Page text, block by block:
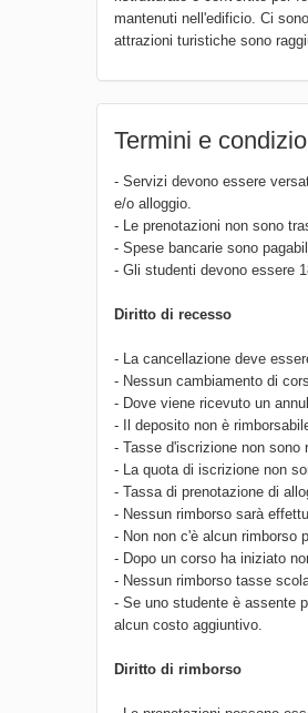
mantenuti nell'edificio. Ci
attrazioni turistiche sono
Termini e
- Servizi devono essere
e/o alloggio.
- Le prenotazioni non sono
- Spese bancarie sono
- Gli studenti devono essere
Diritto di recesso
- La cancellazione deve
- Nessun cambiamento di
- Dove viene ricevuto un
- Il deposito non è
- Tasse d'iscrizione non sono
- La quota di iscrizione non
- Tassa di prenotazione di
- Nessun rimborso sarà
- Non non c'è alcun rimborso
- Dopo un corso ha iniziato
- Nessun rimborso tasse
- Se uno studente è assente
alcun costo aggiuntivo.
Diritto di rimborso